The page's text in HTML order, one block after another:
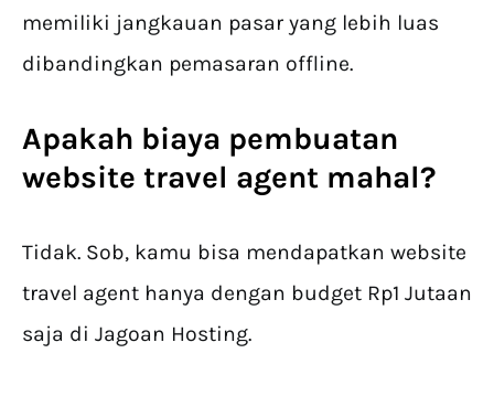
memiliki jangkauan pasar yang lebih luas
dibandingkan pemasaran offline.
Apakah biaya pembuatan
website travel agent mahal?
Tidak. Sob, kamu bisa mendapatkan website
travel agent hanya dengan budget Rp1 Jutaan
saja di Jagoan Hosting.